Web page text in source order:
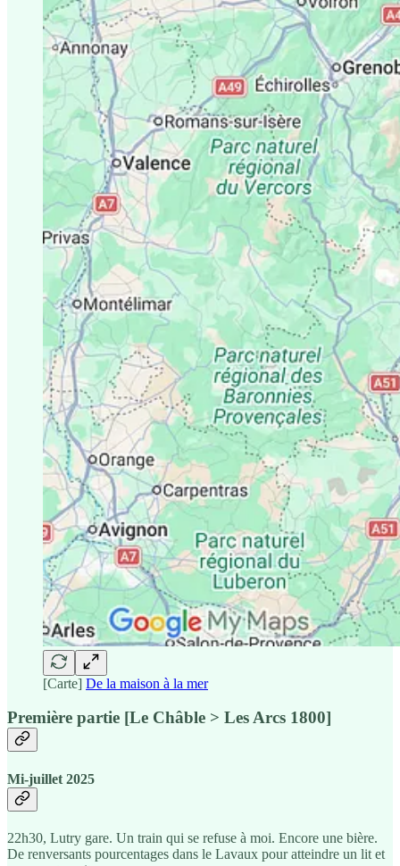
[Carte] De la maison à la mer
Première partie [Le Châble > Les Arcs 1800]
Mi-juillet 2025
22h30, Lutry gare. Un train qui se refuse à moi. Encore une bière.
De renversants pourcentages dans le Lavaux pour atteindre un lit et